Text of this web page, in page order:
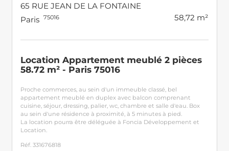
Location Appartement meublé 2 pièces
58.72 m² - Paris 75016
Proche commerces, au sein d'un immeuble classé, bel
appartement meublé en duplex avec balcon comprenant
cuisine, séjour, dressing, palier, wc, chambre et salle d'eau. Box
au sein d'une résidence à proximité, à 5 minutes à pied.
La location pourra être déléguée à Foncia Développement et
Location.
Réf. 331676818
65 RUE JEAN DE LA FONTAINE
Paris 75016 58,72 m²